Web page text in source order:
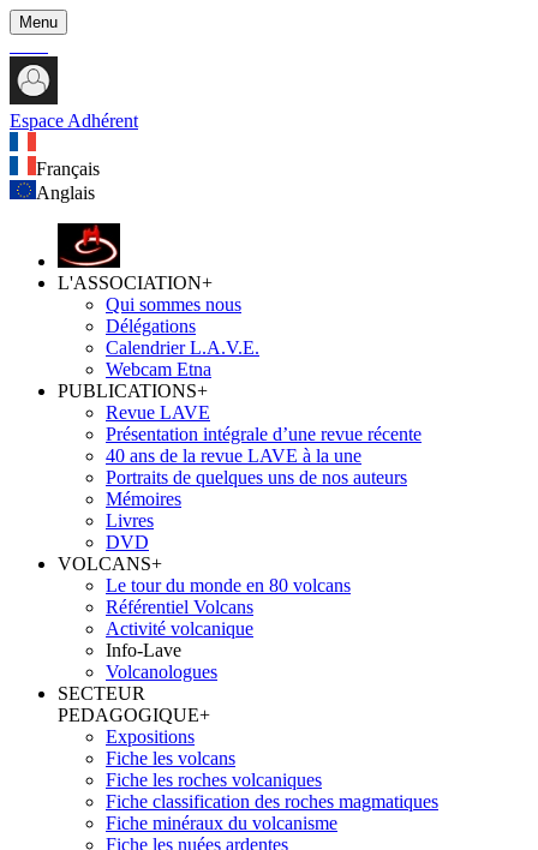
Menu
Espace Adhérent
Français
Anglais
L'ASSOCIATION+
Qui sommes nous
Délégations
Calendrier L.A.V.E.
Webcam Etna
PUBLICATIONS+
Revue LAVE
Présentation intégrale d’une revue récente
40 ans de la revue LAVE à la une
Portraits de quelques uns de nos auteurs
Mémoires
Livres
DVD
VOLCANS+
Le tour du monde en 80 volcans
Référentiel Volcans
Activité volcanique
Info-Lave
Volcanologues
SECTEUR
PEDAGOGIQUE+
Expositions
Fiche les volcans
Fiche les roches volcaniques
Fiche classification des roches magmatiques
Fiche minéraux du volcanisme
Fiche les nuées ardentes